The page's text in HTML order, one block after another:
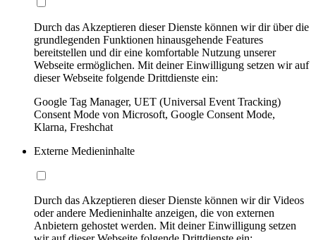
Durch das Akzeptieren dieser Dienste können wir dir über die
grundlegenden Funktionen hinausgehende Features
bereitstellen und dir eine komfortable Nutzung unserer
Webseite ermöglichen. Mit deiner Einwilligung setzen wir auf
dieser Webseite folgende Drittdienste ein:
Google Tag Manager, UET (Universal Event Tracking)
Consent Mode von Microsoft, Google Consent Mode,
Klarna, Freshchat
Externe Medieninhalte
Durch das Akzeptieren dieser Dienste können wir dir Videos
oder andere Medieninhalte anzeigen, die von externen
Anbietern gehostet werden. Mit deiner Einwilligung setzen